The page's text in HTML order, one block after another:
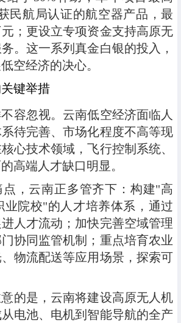
民航局认证的航空器产品，最
；更设立专项资金支持高原无
。这一系列真金白银的投入，
空经济的决心。
键举措
容忽视。云南低空经济面临人
待完善、市场化程度不高等现
心技术领域，飞行控制系统、
高端人才缺口明显。
，云南正多管齐下：构建"高
业院校"的人才培养体系，通过
人才流动；加快完善空域管理
协同监管机制；重点培育农业
物流配送等应用场景，探索可
的是，云南将建设高原无人机
电池、电机到智能导航的全产